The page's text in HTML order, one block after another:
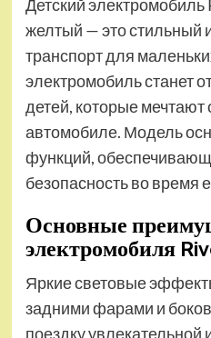
Детский электромобиль
желтый — это стильный
транспорт для
электромобиль станет
детей, которые мечтают
автомобиле. Модель
функций,
безопасность во время
Основные
электромобиля
Яркие световые
задними фарами и
поездку увлекательной